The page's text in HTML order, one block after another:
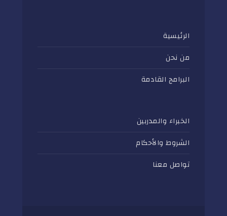
الرئيسية
من نحن
البرامج القادمة
الخبراء والمدربين
الشروط والأحكام
تواصل معنا